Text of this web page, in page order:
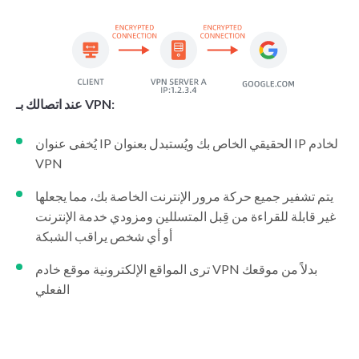
عند اتصالك بـ VPN:
يُخفى عنوان IP الحقيقي الخاص بك ويُستبدل بعنوان IP لخادم
VPN
يتم تشفير جميع حركة مرور الإنترنت الخاصة بك، مما يجعلها
غير قابلة للقراءة من قِبل المتسللين ومزودي خدمة الإنترنت
أو أي شخص يراقب الشبكة
تری المواقع الإلكترونية موقع خادم VPN بدلاً من موقعك
الفعلي